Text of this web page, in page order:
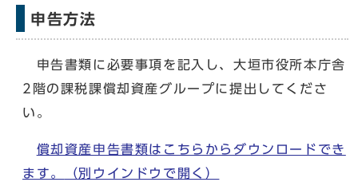
申告方法
申告書類に必要事項を記入し、大垣市役所本庁舎
2階の課税課償却資産グループに提出してくださ
い。
償却資産申告書類はこちらからダウンロードでき
ます。
（別ウインドウで開く）